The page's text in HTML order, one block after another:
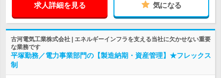
求人詳細を見る 気になる
古河電気工業株式会社 | エネルギーインフラを支える当社に欠かせない重要
な業務です
平塚勤務／電力事業部門の【製造納期・資産管理】★フレックス
制